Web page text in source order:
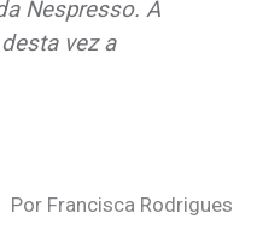
Nespresso. A
vez a
Por Francisca Rodrigues